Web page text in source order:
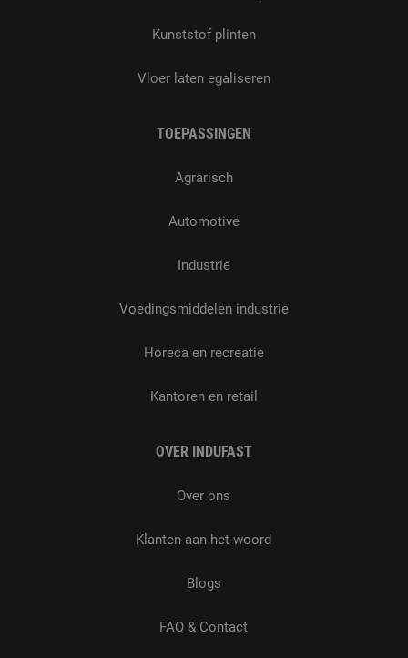
Kunststof plinten
Vloer laten egaliseren
TOEPASSINGEN
Agrarisch
Automotive
Industrie
Voedingsmiddelen industrie
Horeca en recreatie
Kantoren en retail
OVER INDUFAST
Over ons
Klanten aan het woord
Blogs
FAQ & Contact